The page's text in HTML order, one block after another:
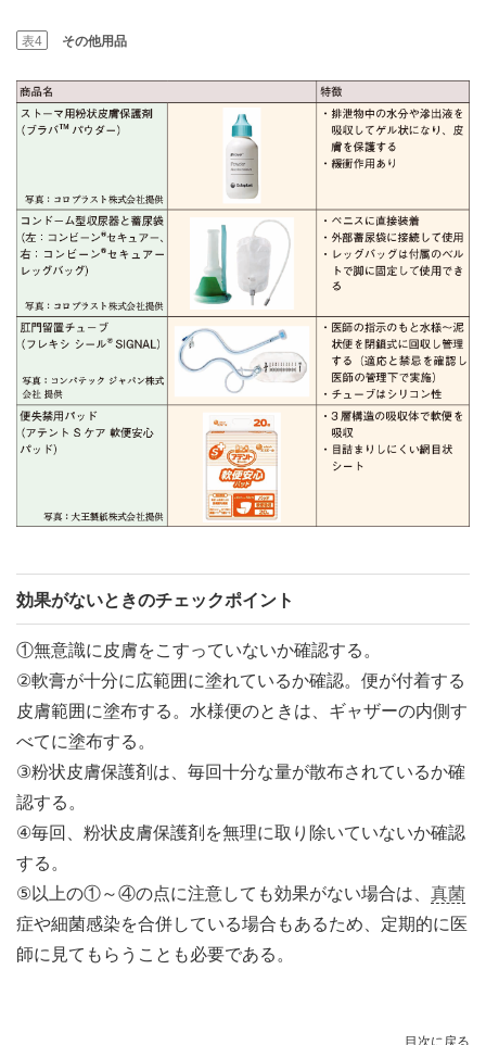
表4 その他用品
効果がないときのチェックポイント
①無意識に皮膚をこすっていないか確認する。
②軟膏が十分に広範囲に塗れているか確認。便が付着する
皮膚範囲に塗布する。水様便のときは、ギャザーの内側す
べてに塗布する。
③粉状皮膚保護剤は、毎回十分な量が散布されているか確
認する。
④毎回、粉状皮膚保護剤を無理に取り除いていないか確認
する。
⑤以上の①～④の点に注意しても効果がない場合は、 真菌
症や細菌感染を合併している場合もあるため、定期的に医
師に見てもらうことも必要である。